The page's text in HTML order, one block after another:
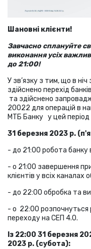
Шановні клієнти!
Завчасно сплануйте
виконання усіх
до 21:00!
У зв’язку з тим, що в
здійснено перехід
та здійснено
20022 для операцій в
МТБ Банку у цей період
31 березня 2023 р.
- до 21:00 робота
- о 21:00 завершення
клієнтів у всіх каналах
- до 22:00 обробка та
- о 22:00 розпочнуться
переходу на СЕП 4.0.
Із 22:00 31 березня
2023 р. (субота):